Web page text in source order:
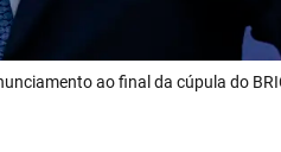
ao final da cúpula do